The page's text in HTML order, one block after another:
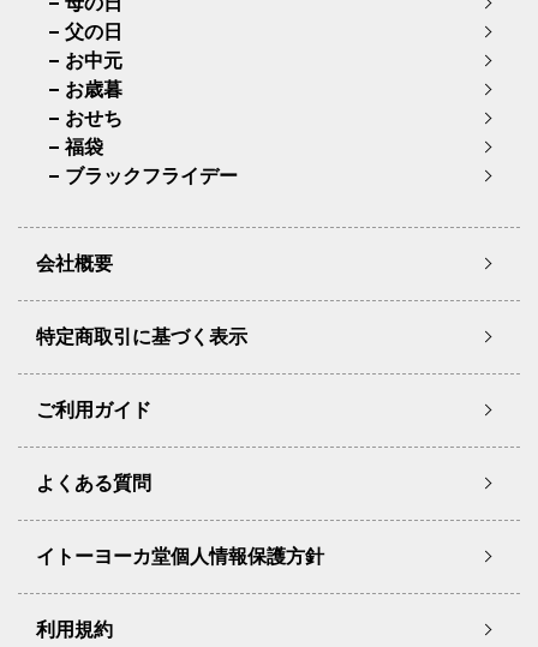
父の日
お中元
お歳暮
おせち
福袋
ブラックフライデー
会社概要
特定商取引に基づく表示
ご利用ガイド
よくある質問
イトーヨーカ堂個人情報保護方針
利用規約